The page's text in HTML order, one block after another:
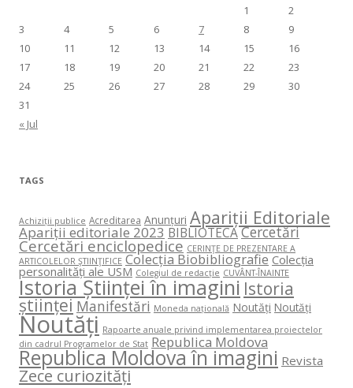
« Jul
1
2
3
4 5 6 7 8
9
10
11 12 13 14 15
16
17
18 19 20 21 22
23
24
25 26 27 28 29
30
31
TAGS
Achiziții publice Acreditarea Anunțuri Apariții Editoriale
Apariții editoriale 2023 BIBLIOTECACercetări
Cercetări enciclopedice CERINŢE DE PREZENTARE A
ARTICOLELOR ŞTIINŢIFICE Colecția Biobibliografie Colecția
personalități ale USM Colegiul de redacție CUVÂNT-ÎNAINTE
Istoria Științei în imagini Istoria
științei Manifestări Moneda națională Noutăți Noutăți
Noutăți Rapoarte anuale privind implementarea proiectelor
din cadrul Programelor de Stat Republica Moldova
Republica Moldova în imagini Revista
Zece curiozități